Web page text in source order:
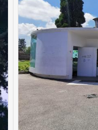
consola.
Biglietti